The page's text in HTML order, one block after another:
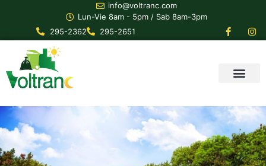
info@voltranc.com
Lun-Vie 8am - 5pm / Sab 8am-3pm
295-2362
295-2651